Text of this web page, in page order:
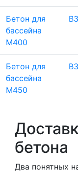
Бетон для
бассейна
М400
Бетон для
бассейна
М450
бетона
Два понятных